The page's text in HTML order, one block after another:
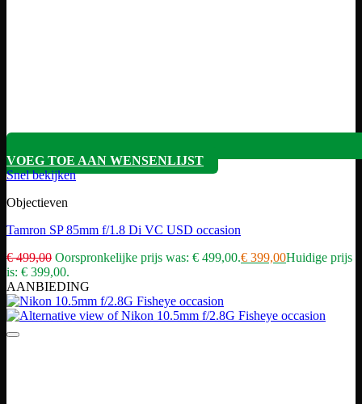
VOEG TOE AAN WENSENLIJST
Snel bekijken
Objectieven
Tamron SP 85mm f/1.8 Di VC USD occasion
€499,00 Oorspronkelijke prijs was: € 499,00.€ 399,00Huidige prijs
is: € 399,00.
AANBIEDING